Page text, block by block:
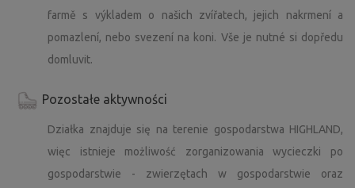
farmě s výkladem o našich zvířatech, jejich nakrmení a
pomazlení, nebo svezení na koni. Vše je nutné si dopředu
domluvit.
Pozostałe aktywności
Działka znajduje się na terenie gospodarstwa HIGHLAND,
więc istnieje możliwość zorganizowania wycieczki po
gospodarstwie - zwierzętach w gospodarstwie oraz